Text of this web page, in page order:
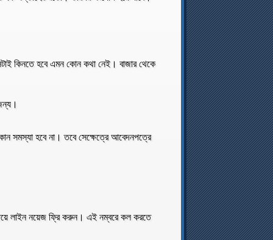
কিনতে হবে এমন কোন কথা নেই। বাজার থেকে
সমস্যা হবে না। তবে সেক্ষেত্রে আবেদনপত্রে
লাইন নয়েজ ফ্রি করুন। এই নম্বরে কল করতে